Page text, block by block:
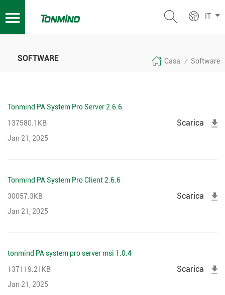
IT
SOFTWARE Casa / Software
Tonmind PA System Pro Server 2.6.6
137580.1KB
Jan 21, 2025
Scarica
Tonmind PA System Pro Client 2.6.6
30057.3KB
Jan 21, 2025
Scarica
tonmind PA system pro server msi 1.0.4
137119.21KB
Jan 21, 2025
Scarica